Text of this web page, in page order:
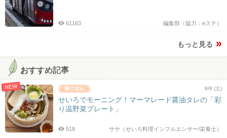
編集部（協力：eステ）
61163
もっと見る
おすすめ記事
NEW 8/8 (土)
せいろでモーニング！マーマレード醤油タレの「彩
り温野菜プレート」
サヤ（せいろ料理インフルエンサー/栄養士）
518